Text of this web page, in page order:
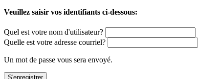
Veuillez saisir vos identifiants ci-dessous:
Quel est votre nom d'utilisateur?
Quelle est votre adresse courriel?
Un mot de passe vous sera envoyé.